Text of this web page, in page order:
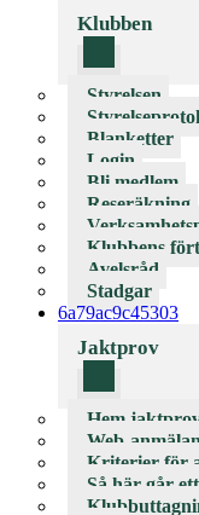
Klubben
Styrelsen
Blanketter
Login
Bli medlem
Reseräkning
Klubbens
Avelsråd
Stadgar
6a79ac9c45303
Jaktprov
Hem
Web-
Kriterier för
Så här går